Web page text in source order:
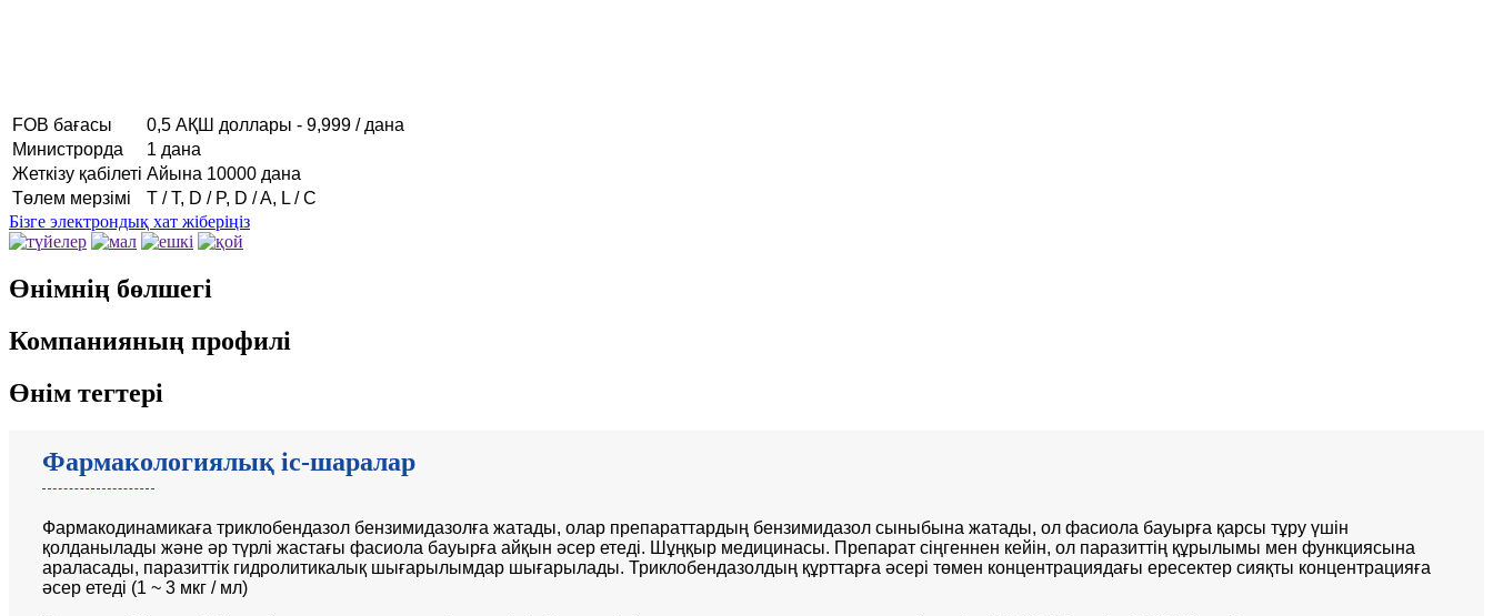
FOB бағасы
0,5 АҚШ доллары - 9,999 / дана
Министрорда
1 дана
Жеткізу қабілеті Айына 10000 дана
Төлем мерзімі
T / T, D / P, D / A, L / C
Бізге электрондық хат жіберіңіз
Өнімнің бөлшегі
Компанияның профилі
Өнім тегтері
Фармакологиялық іс-шаралар
Фармакодинамикаға триклобендазол бензимидазолға жатады, олар препараттардың бензимидазол сыныбына жатады, ол фасиола бауырға қарсы тұру үшін
қолданылады және әр түрлі жастағы фасиола бауырға айқын әсер етеді. Шұңқыр медицинасы. Препарат сіңгеннен кейін, ол паразиттің құрылымы мен функциясына
араласады, паразиттік гидролитикалық шығарылымдар шығарылады. Триклобендазолдың құрттарға әсері төмен концентрациядағы ересектер сияқты концентрацияға
әсер етеді (1 ~ 3 мкг / мл)